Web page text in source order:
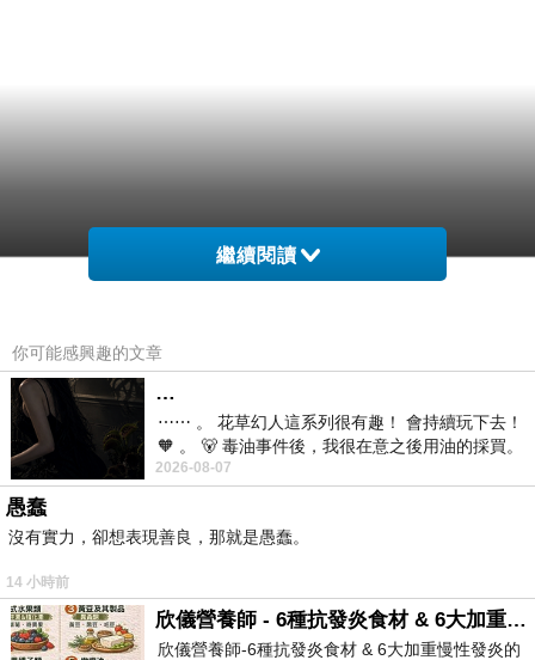
繼續閱讀
你可能感興趣的文章
…
⋯⋯ 。 花草幻人這系列很有趣！ 會持續玩下去！
🧡 。 🐻 毒油事件後，我很在意之後用油的採買。
前天購買了我之前就很愛
2026-08-07
愚蠢
沒有實力，卻想表現善良，那就是愚蠢。
14 小時前
欣儀營養師 - 6種抗發炎食材 & 6大加重慢性發炎的飲食習慣
欣儀營養師-6種抗發炎食材 & 6大加重慢性發炎的